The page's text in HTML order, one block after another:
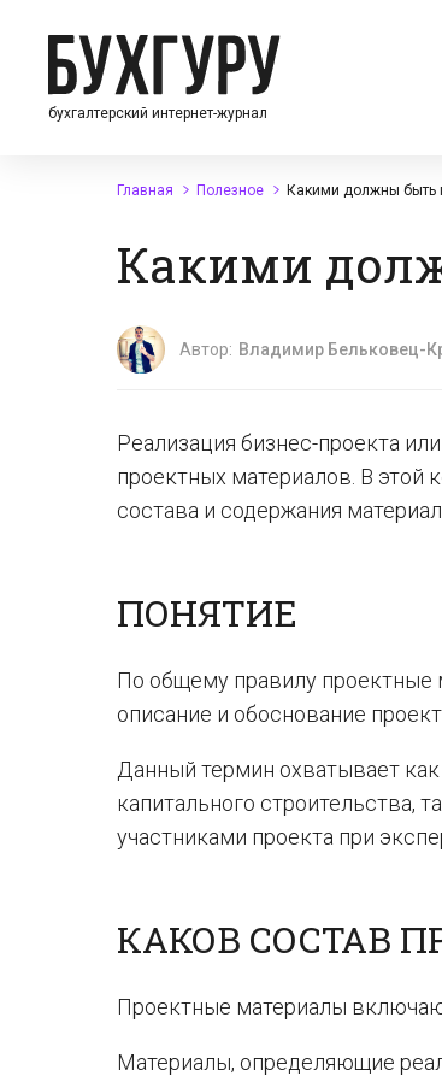
бухгалтерский интернет-журнал
Главная Полезное Какими должны быть
Какими
Автор: Владимир Бельковец-
Реализация бизнес-проекта
проектных материалов. В
состава и содержания
ПОНЯТИЕ
По общему правилу проектные
описание и обоснование
Данный термин охватывает
капитального строительства,
участниками проекта при
КАКОВ СОСТАВ
Проектные материалы
Материалы, определяющие